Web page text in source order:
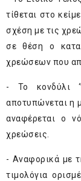
τίθεται στο
σχέση με τις
σε θέση ο
χρεώσεων που
- Το κονδύλι
αποτυπώνεται η
αναφέρεται ο
χρεώσεις.
- Αναφορικά με
τιμολόγια